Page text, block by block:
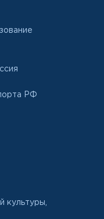
РФ
культуры,